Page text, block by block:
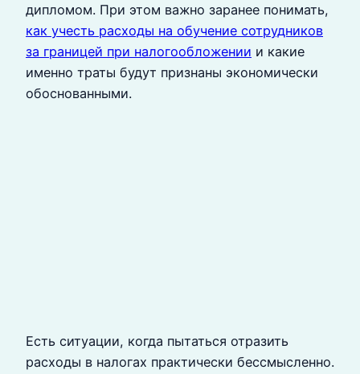
дипломом. При этом важно заранее понимать,
как учесть расходы на обучение сотрудников
за границей при налогообложении и какие
именно траты будут признаны экономически
обоснованными.
Есть ситуации, когда пытаться отразить
расходы в налогах практически бессмысленно.